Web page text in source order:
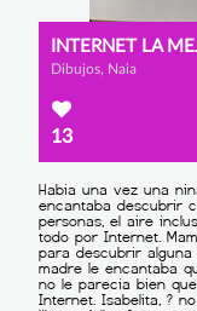
INTERNET LA
Dibujos, Naia
13